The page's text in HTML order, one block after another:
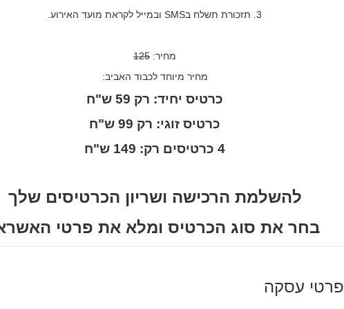
3. תזכורת תשלח בSMS ובמייל לקראת מועד האירוע.
מחיר: 125
מחיר מיוחד לכבוד האביב:
כרטיס יחיד: רק 59 ש"ח
כרטיס זוגי: רק 99 ש"ח
4 כרטיסים רק: 149 ש"ח
להשלמת הרכישה ושריון הכרטיסים שלך
בחר את סוג הכרטיס ומלא את פרטי
פרטי עסקה